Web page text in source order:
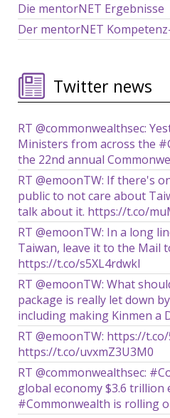
Die mentorNET Ergebnisse
Der mentorNET
Twitter news
RT @commonwealthsec:
Ministers from across the
the 22nd annual
RT @emoonTW: If there's
public to not care about
talk about it. https://t.co/
RT @emoonTW: In a long
Taiwan, leave it to the Mail
https://t.co/s5XL4rdwkl
RT @emoonTW: What
package is really let down
including making Kinmen a
RT @emoonTW: https://t.co/
https://t.co/uvxmZ3U3M0
RT @commonwealthsec:
global economy $3.6 trillion
#Commonwealth is rolling